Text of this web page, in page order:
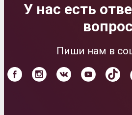
У нас есть
Пиши нам в